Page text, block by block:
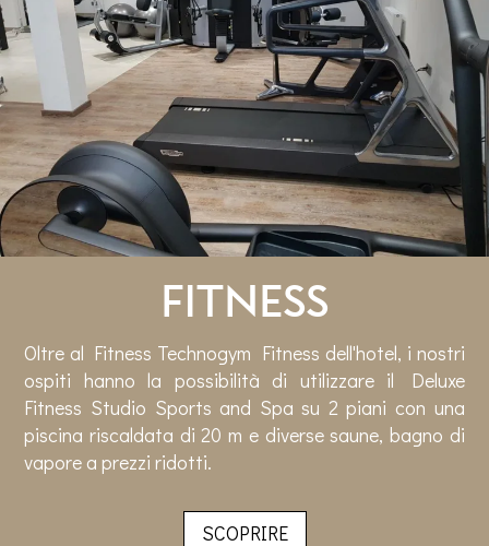
Fitness
Oltre al Fitness Technogym Fitness dell'hotel, i nostri
ospiti hanno la possibilità di utilizzare il Deluxe
Fitness Studio Sports and Spa su 2 piani con una
piscina riscaldata di 20 m e diverse saune, bagno di
vapore a prezzi ridotti.
SCOPRIRE